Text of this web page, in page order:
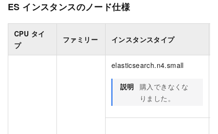
ES インスタンスのノード仕様
CPU タイ
プ
ファミリー インスタンスタイプ
elasticsearch.n4.small
説明 購入できなくな
りました。